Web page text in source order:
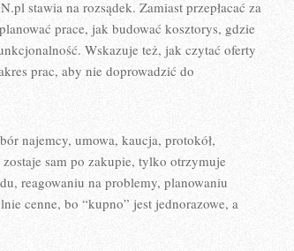
stawia na rozsądek. Zamiast przepłacać za
prace, jak budować kosztorys, gdzie
Wskazuje też, jak czytać oferty
prac, aby nie doprowadzić do
najemcy, umowa, kaucja, protokół,
sam po zakupie, tylko otrzymuje
reagowaniu na problemy, planowaniu
cenne, bo “kupno” jest jednorazowe, a